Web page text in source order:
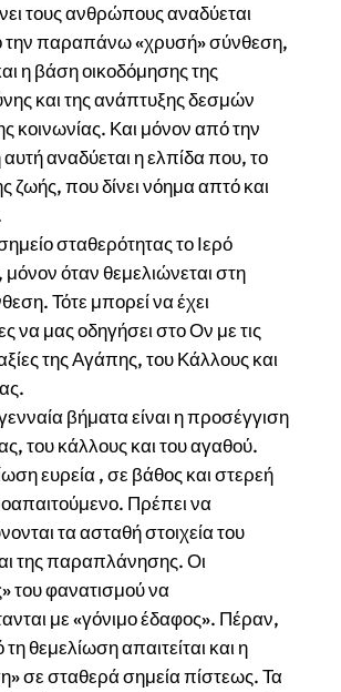
τους ανθρώπους αναδύεται
την παραπάνω «χρυσή» σύνθεση,
η βάση οικοδόμησης της
και της ανάπτυξης δεσμών
κοινωνίας. Και μόνον από την
αναδύεται η ελπίδα που, το
ζωής, που δίνει νόημα απτό και
σταθερότητας το Ιερό
μόνον όταν θεμελιώνεται στη
Τότε μπορεί να έχει
να μας οδηγήσει στο Ον με τις
της Αγάπης, του Κάλλους και
βήματα είναι η προσέγγιση
του κάλλους και του αγαθού.
ευρεία , σε βάθος και στερεή
Πρέπει να
τα ασταθή στοιχεία του
της παραπλάνησης. Οι
του φανατισμού να
με «γόνιμο έδαφος». Πέραν,
θεμελίωση απαιτείται και η
σε σταθερά σημεία πίστεως. Τα